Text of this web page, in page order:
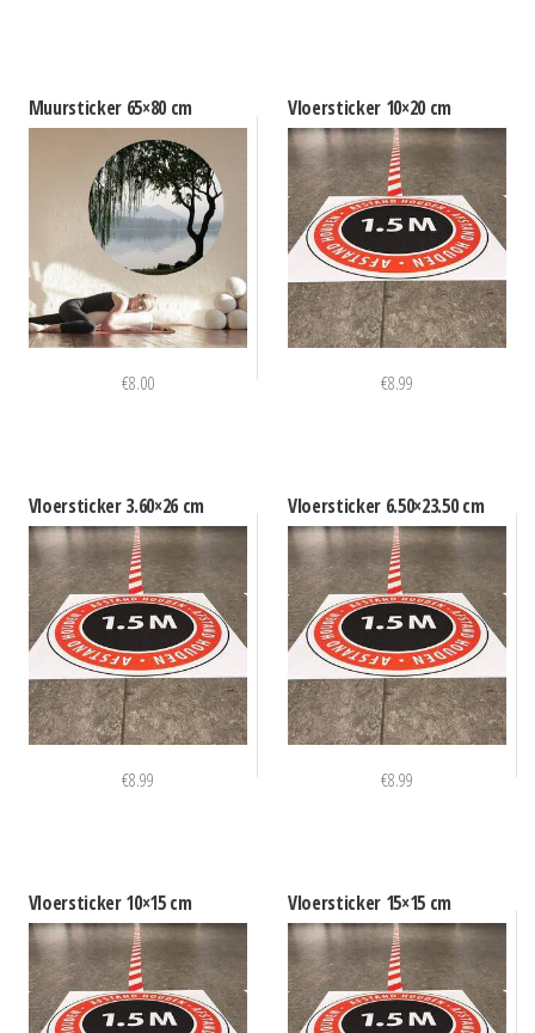
Muursticker 65×80 cm
€8.00
Vloersticker 10×20 cm
€8.99
Vloersticker 3.60×26 cm
€8.99
Vloersticker 6.50×23.50 cm
€8.99
Vloersticker 10×15 cm Vloersticker 15×15 cm